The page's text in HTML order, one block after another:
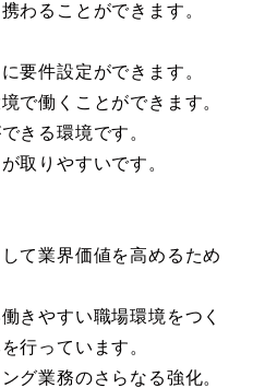
わることができます。
要件設定ができます。
で働くことができます。
きる環境です。
取りやすいです。
て業界価値を高めるため
きやすい職場環境をつく
行っています。
グ業務のさらなる強化。